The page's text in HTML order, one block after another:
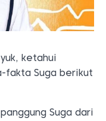
ketahui
fakta Suga berikut
Suga dari